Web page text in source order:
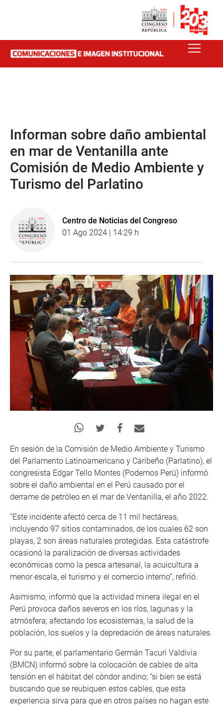
Informan sobre daño ambiental
en mar de Ventanilla ante
Comisión de Medio Ambiente y
Turismo del Parlatino
Centro de Noticias del Congreso
01 Ago 2024 | 14:29 h
En sesión de la Comisión de Medio Ambiente y Turismo
del Parlamento Latinoamericano y Caribeño (Parlatino), el
congresista Edgar Tello Montes (Podemos Perú) informó
sobre el daño ambiental en el Perú causado por el
derrame de petróleo en el mar de Ventanilla, el año 2022.
“Este incidente afectó cerca de 11 mil hectáreas,
incluyendo 97 sitios contaminados, de los cuales 62 son
playas, 2 son áreas naturales protegidas. Esta catástrofe
ocasionó la paralización de diversas actividades
económicas como la pesca artesanal, la acuicultura a
menor escala, el turismo y el comercio interno”, refirió.
Asimismo, informó que la actividad minera ilegal en el
Perú provoca daños severos en los ríos, lagunas y la
atmósfera; afectando los ecosistemas, la salud de la
población, los suelos y la depredación de áreas naturales.
Por su parte, el parlamentario Germán Tacuri Valdivia
(BMCN) informó sobre la colocación de cables de alta
tensión en el hábitat del cóndor andino; “si bien se está
buscando que se reubiquen estos cables, que esta
experiencia sirva para que en otros países no hagan este